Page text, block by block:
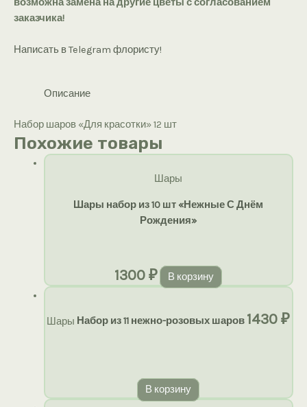
возможна замена на другие цветы с согласованием
заказчика!
Написать в Telegram флористу!
Описание
Набор шаров «Для красотки» 12 шт
Похожие товары
Шары
Шары набор из 10 шт «Нежные С Днём
Рождения»
1300₽ В корзину
Шары Набор из 11 нежно-розовых шаров 1430₽
В корзину